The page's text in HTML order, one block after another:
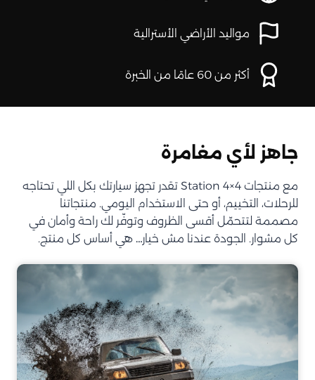
مواليد الأراضي الأسترالية
أكثر من 60 عامًا من الخبرة
جاهز لأي مغامرة
مع منتجات Station 4×4 تقدر تجهز سيارتك بكل اللي تحتاجه
للرحلات، التخييم، أو حتى الاستخدام اليومي. منتجاتنا
مصممة لتتحمّل أقسى الظروف وتوفّر لك راحة وأمان في
كل مشوار. الجودة عندنا مش خيار… هي أساس كل منتج.